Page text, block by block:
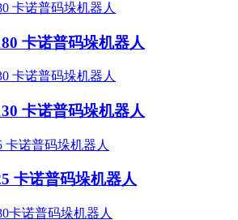
卡诺普码垛机器人
卡诺普码垛机器人
卡诺普码垛机器人